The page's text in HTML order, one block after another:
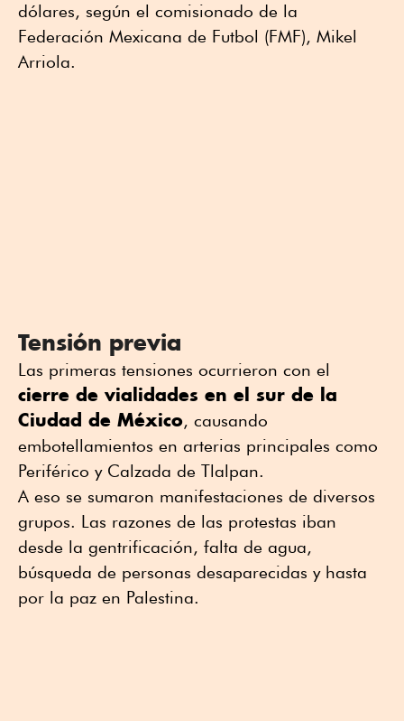
dólares, según el comisionado de la
Federación Mexicana de Futbol (FMF), Mikel
Arriola.
Tensión previa
Las primeras tensiones ocurrieron con el
cierre de vialidades en el sur de la
Ciudad de México, causando
embotellamientos en arterias principales como
Periférico y Calzada de Tlalpan.
A eso se sumaron manifestaciones de diversos
grupos. Las razones de las protestas iban
desde la gentrificación, falta de agua,
búsqueda de personas desaparecidas y hasta
por la paz en Palestina.